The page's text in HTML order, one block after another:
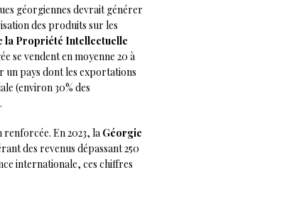
géorgiennes devrait générer
des produits sur les
la Propriété Intellectuelle
se vendent en moyenne 20 à
un pays dont les exportations
(environ 30% des
En 2023, la Géorgie
des revenus dépassant 250
internationale, ces chiffres